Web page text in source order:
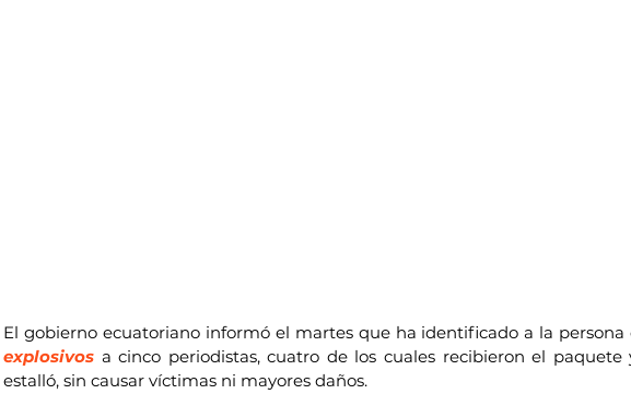
El gobierno ecuatoriano informó el martes que ha identificado a la
explosivos a cinco periodistas, cuatro de los cuales recibieron el paquete
estalló, sin causar víctimas ni mayores daños.